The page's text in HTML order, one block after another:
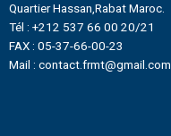
Quartier Hassan,Rabat Maroc.
Tél : +212 537 66 00 20/21
FAX : 05-37-66-00-23
Mail : contact.frmt@gmail.com